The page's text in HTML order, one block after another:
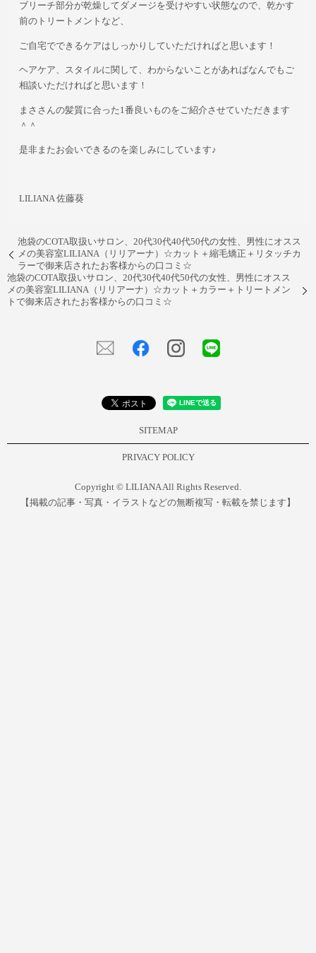
ブリーチ部分が乾燥してダメージを受けやすい状態なので、乾かす
前のトリートメントなど、
ご自宅でできるケアはしっかりしていただければと思います！
ヘアケア、スタイルに関して、わからないことがあればなんでもご
相談いただければと思います！
まささんの髪質に合った1番良いものをご紹介させていただきます
＾＾
是非またお会いできるのを楽しみにしています♪
LILIANA 佐藤葵
池袋のCOTA取扱いサロン、20代30代40代50代の女性、男性にオスス
メの美容室LILIANA（リリアーナ）☆カット＋縮毛矯正＋リタッチカ
ラーで御来店されたお客様からの口コミ☆
池袋のCOTA取扱いサロン、20代30代40代50代の女性、男性にオスス
メの美容室LILIANA（リリアーナ）☆カット＋カラー＋トリートメン
トで御来店されたお客様からの口コミ☆
SITEMAP
PRIVACY POLICY
Copyright © LILIANA All Rights Reserved.
【掲載の記事・写真・イラストなどの無断複写・転載を禁じます】